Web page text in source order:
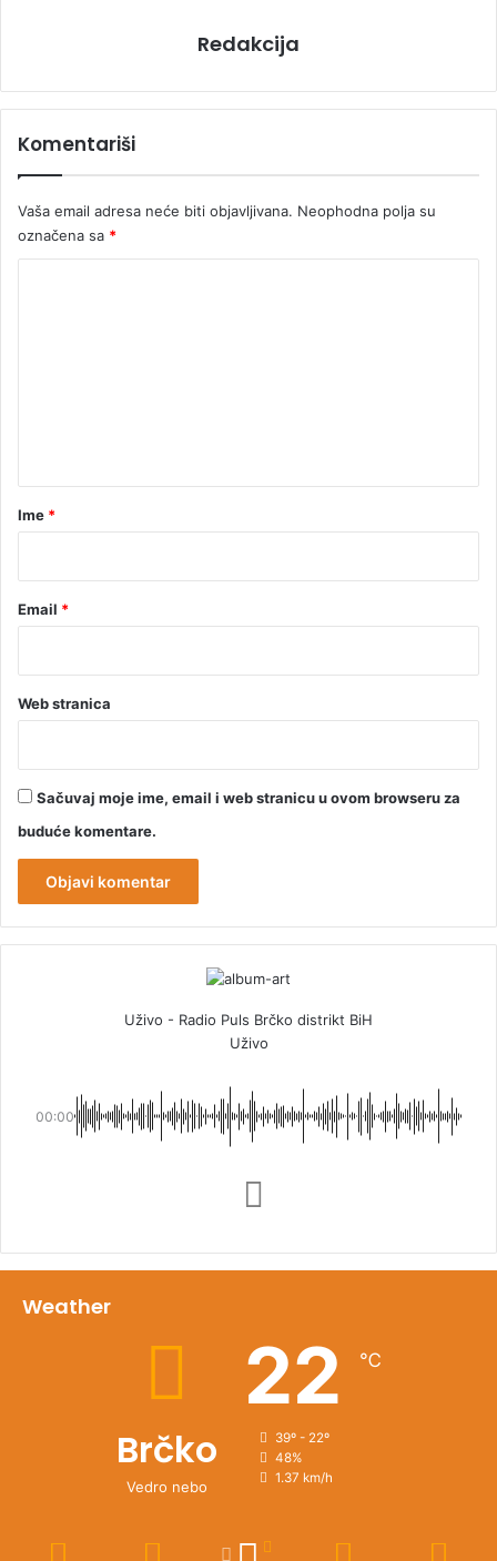
Redakcija
Komentariši
Vaša email adresa neće biti objavljivana. Neophodna polja su
označena sa *
rIme *
Email *
Web stranica
Sačuvaj moje ime, email i web stranicu u ovom browseru za
buduće komentare.
Uživo - Radio Puls Brčko distrikt BiH
Uživo
00:00
Weather
Brčko
Vedro nebo
22 ℃
39º - 22º
48%
1.37 km/h